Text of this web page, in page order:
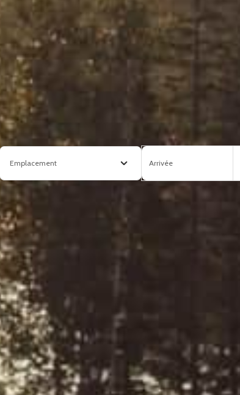
Emplacement Arrivée